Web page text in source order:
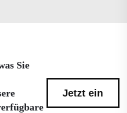
Sie
Jetzt ein